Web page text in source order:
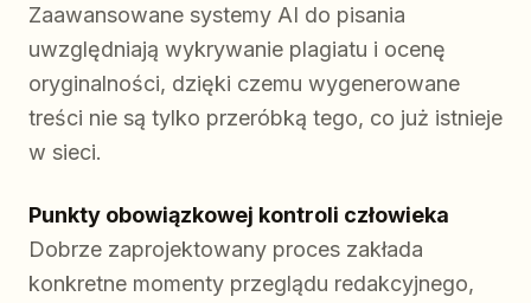
Zaawansowane systemy AI do pisania
uwzględniają wykrywanie plagiatu i ocenę
oryginalności, dzięki czemu wygenerowane
treści nie są tylko przeróbką tego, co już istnieje
w sieci.
Punkty obowiązkowej kontroli człowieka
Dobrze zaprojektowany proces zakłada
konkretne momenty przeglądu redakcyjnego,